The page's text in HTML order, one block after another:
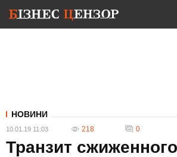
НОВИНИ
10.01.19 11:03 218 0
Транзит